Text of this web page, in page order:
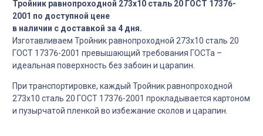
Тройник равнопроходной 273х10 сталь 20 ГОСТ 17376-
2001 по доступной цене
в наличии с доставкой за 4 дня.
Изготавливаем Тройник равнопроходной 273х10 сталь 20
ГОСТ 17376-2001 превышающий требования ГОСТа –
идеальная поверхность без забоин и царапин.
При транспортировке, каждый Тройник равнопроходной
273х10 сталь 20 ГОСТ 17376-2001 прокладывается картоном
и пузырчатой пленкой во избежание сколов и царапин.